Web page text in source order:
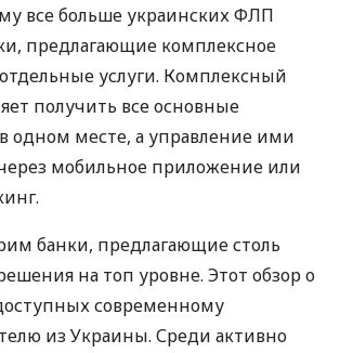
все больше украинских ФЛП
предлагающие комплексное
услуги. Комплексный
получить все основные
одном месте, а управление ими
мобильное приложение или
банки, предлагающие столь
на топ уровне. Этот обзор о
современному
из Украины. Среди активно